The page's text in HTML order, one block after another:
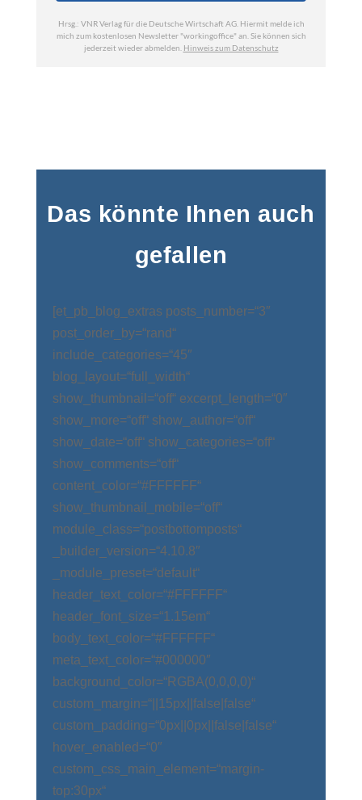
Das könnte Ihnen auch
gefallen
[et_pb_blog_extras posts_number=“3″
post_order_by=“rand“
include_categories=“45″
blog_layout=“full_width“
show_thumbnail=“off“ excerpt_length=“0″
show_more=“off“ show_author=“off“
show_date=“off“ show_categories=“off“
show_comments=“off“
content_color=“#FFFFFF“
show_thumbnail_mobile=“off“
module_class=“postbottomposts“
_builder_version=“4.10.8″
_module_preset=“default“
header_text_color=“#FFFFFF“
header_font_size=“1.15em“
body_text_color=“#FFFFFF“
meta_text_color=“#000000″
background_color=“RGBA(0,0,0,0)“
custom_margin=“||15px||false|false“
custom_padding=“0px||0px||false|false“
hover_enabled=“0″
custom_css_main_element=“margin-
top:30px“